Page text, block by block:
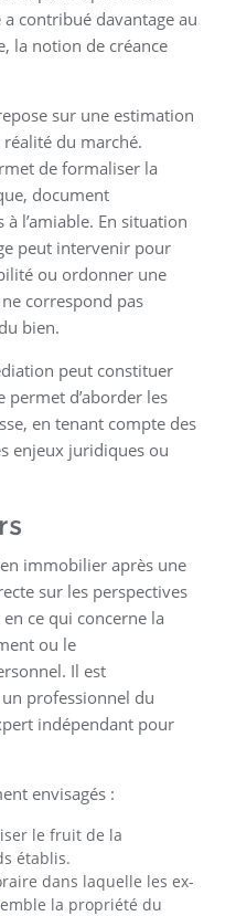
a contribué davantage au
la notion de créance
sur une estimation
du marché.
de formaliser la
document
l’amiable. En situation
peut intervenir pour
ou ordonner une
correspond pas
bien.
peut constituer
permet d’aborder les
en tenant compte des
enjeux juridiques ou
immobilier après une
sur les perspectives
ce qui concerne la
ou le
Il est
professionnel du
indépendant pour
envisagés :
le fruit de la
établis.
dans laquelle les ex-
la propriété du